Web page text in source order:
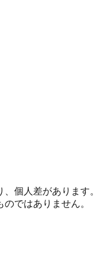
個人差があります。
ではありません。